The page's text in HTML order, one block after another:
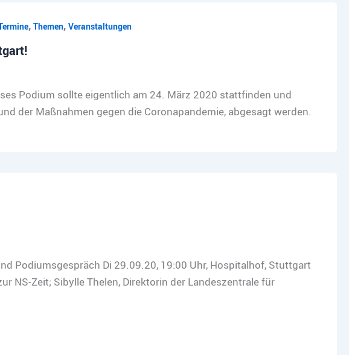
, Themen, Veranstaltungen
Podium sollte eigentlich am 24. März 2020 stattfinden und
der Maßnahmen gegen die Coronapandemie, abgesagt werden.
Podiumsgespräch Di 29.09.20, 19:00 Uhr, Hospitalhof, Stuttgart
NS-Zeit; Sibylle Thelen, Direktorin der Landeszentrale für